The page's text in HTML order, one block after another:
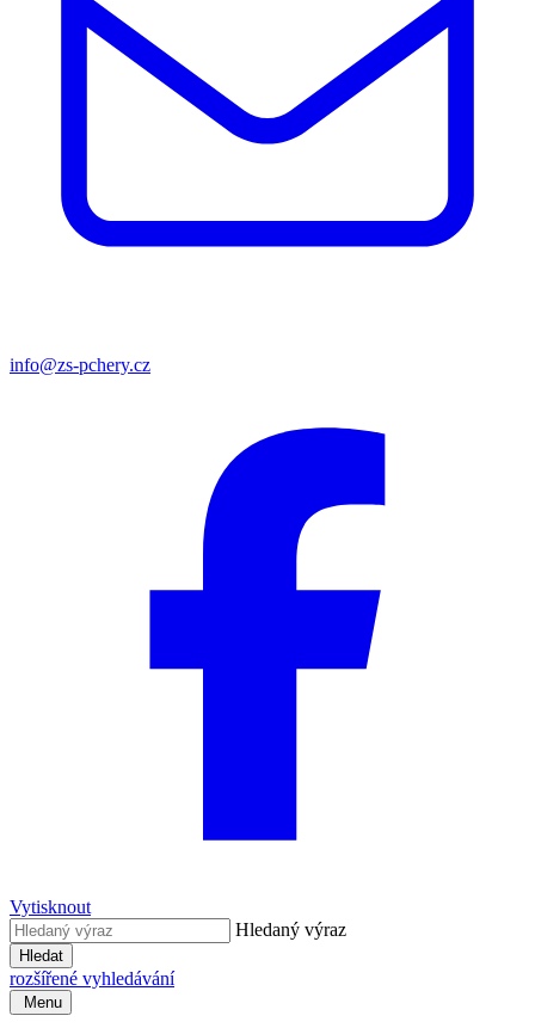
info@zs-pchery.cz
Vytisknout
Hledaný výraz
Hledat
rozšířené vyhledávání
Menu